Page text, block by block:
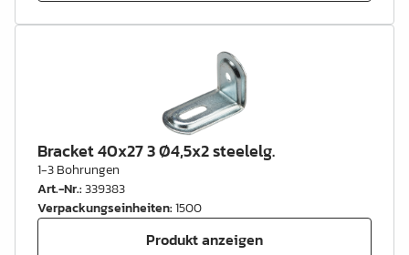
Bracket 40x27 3 Ø4,5x2 steelelg.
1-3 Bohrungen
Art.-Nr.:339383
Verpackungseinheiten:1500
Produkt anzeigen